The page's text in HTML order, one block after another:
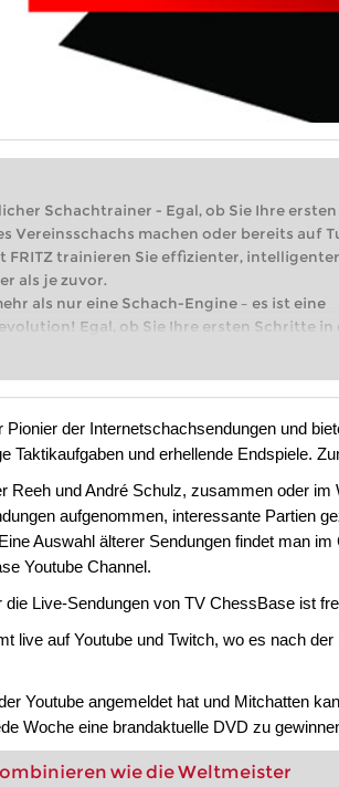
Schachtrainer - Egal, ob Sie Ihre
Vereinsschachs machen oder bereits auf
FRITZ trainieren Sie effizienter,
als je zuvor.
als nur eine Schach-Engine – es ist eine
Egal, ob Sie Ihre ersten Schritte in
machen oder bereits auf Turnierniveau
der Internetschachsendungen und
Taktikaufgaben und erhellende Endspiele.
Reeh und André Schulz, zusammen oder
aufgenommen, interessante Partien
Auswahl älterer Sendungen findet man
Youtube Channel.
die Live-Sendungen von TV ChessBase ist
live auf Youtube und Twitch, wo es nach
Youtube angemeldet hat und Mitchatten
Woche eine brandaktuelle DVD zu
wie die Weltmeister